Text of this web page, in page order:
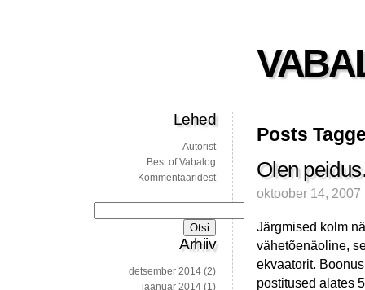
Posts
Olen
oktoober 14, 2007
Järgmised kolm
vähetõenäoline,
ekvaatorit.
postitused alates
Lehed
Autorist
Best of Vabalog
Kommentaaridest
Arhiiv
detsember 2014 (2)
jaanuar 2014 (1)